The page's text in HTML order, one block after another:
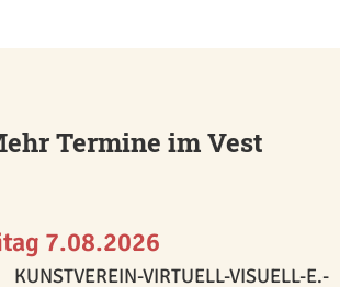
Termine im Vest
7.08.2026
KUNSTVEREIN-VIRTUELL-VISUELL-E.-